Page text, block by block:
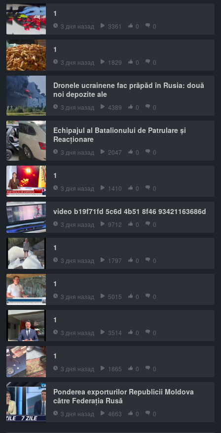
1
3 дня назад 3361 0 0
1
3 дня назад 1829 0 0
Dronele ucrainene fac prăpăd în Rusia: două
noi depozite ale
3 дня назад 4389 0 0
Echipajul al Batalionului de Patrulare și
Reacționare
3 дня назад 2047 0 0
1
3 дня назад 1410 0 0
video b19f71fd 5c6d 4b51 8f46 93421163686d
3 дня назад 9712 0 0
1
3 дня назад 1797 0 0
1
3 дня назад 5015 0 0
1
3 дня назад 3514 0 0
1
3 дня назад 1865 0 0
Ponderea exporturilor Republicii Moldova
către Federația Rusă
3 дня назад 4663 0 0